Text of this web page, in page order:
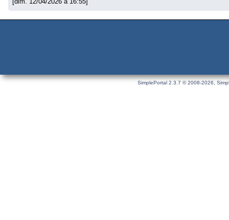
SimplePortal 2.3.7 © 2008-2026,